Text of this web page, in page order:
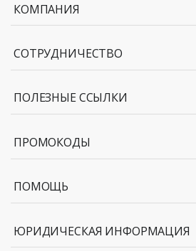
КОМПАНИЯ
СОТРУДНИЧЕСТВО
ПОЛЕЗНЫЕ ССЫЛКИ
ПРОМОКОДЫ
ПОМОЩЬ
ЮРИДИЧЕСКАЯ ИНФОРМАЦИЯ